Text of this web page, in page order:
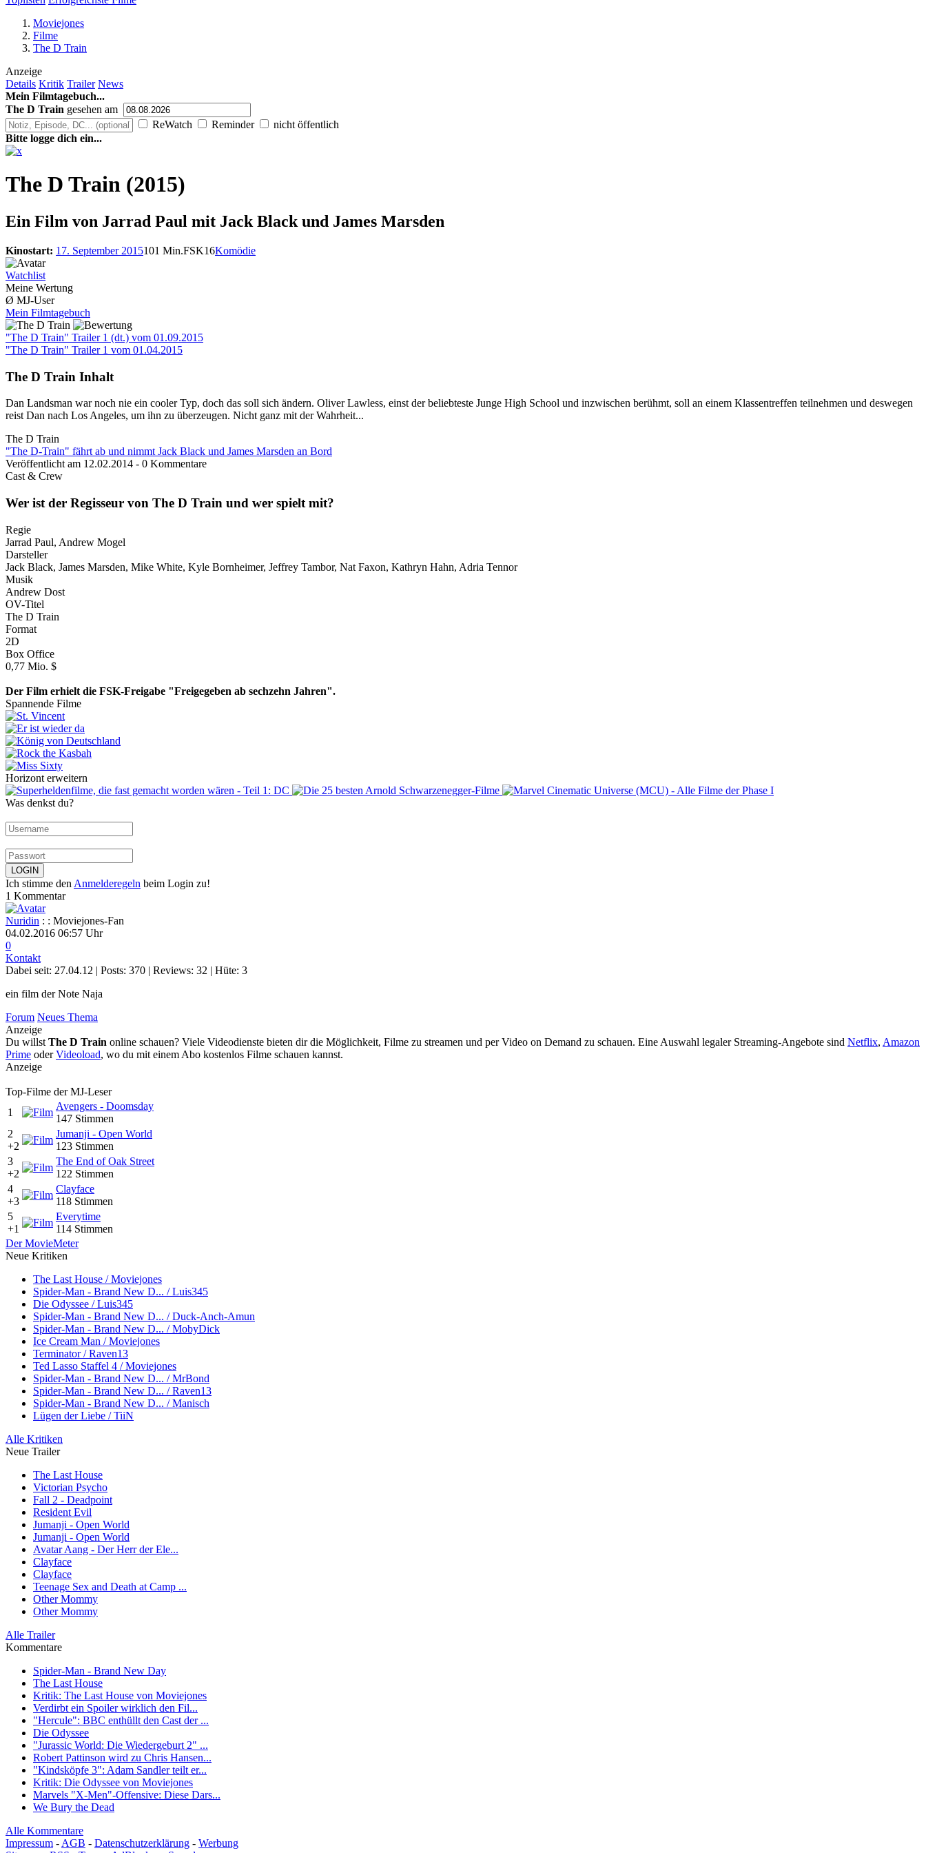
Moviejones
Filme
The D Train
Anzeige
Details Kritik Trailer News
Mein Filmtagebuch...
The D Train gesehen am
ReWatch
Reminder
nicht öffentlich
Bitte logge dich ein...
The D Train (2015)
Ein Film von Jarrad Paul mit Jack Black und James Marsden
Kinostart: 17. September 2015101 Min.FSK16Komödie
Watchlist
Meine Wertung
Ø MJ-User
Mein Filmtagebuch
"The D Train" Trailer 1 (dt.) vom 01.09.2015
"The D Train" Trailer 1 vom 01.04.2015
The D Train Inhalt
Dan Landsman war noch nie ein cooler Typ, doch das soll sich ändern. Oliver Lawless, einst der beliebteste Junge High School und inzwischen berühmt, soll an einem Klassentreffen teilnehmen und deswegen
reist Dan nach Los Angeles, um ihn zu überzeugen. Nicht ganz mit der Wahrheit...
The D Train
"The D-Train" fährt ab und nimmt Jack Black und James Marsden an Bord
Veröffentlicht am 12.02.2014 - 0 Kommentare
Cast & Crew
Wer ist der Regisseur von The D Train und wer spielt mit?
Regie
Jarrad Paul, Andrew Mogel
Darsteller
Jack Black, James Marsden, Mike White, Kyle Bornheimer, Jeffrey Tambor, Nat Faxon, Kathryn Hahn, Adria Tennor
Musik
Andrew Dost
OV-Titel
The D Train
Format
2D
Box Office
0,77 Mio. $
Der Film erhielt die FSK-Freigabe "Freigegeben ab sechzehn Jahren".
Spannende Filme
Horizont erweitern
Was denkst du?
Ich stimme den Anmelderegeln beim Login zu!
1 Kommentar
Nuridin : : Moviejones-Fan
04.02.2016 06:57 Uhr
0
Kontakt
Dabei seit: 27.04.12 | Posts: 370 | Reviews: 32 | Hüte: 3
ein film der Note Naja
Forum Neues Thema
Anzeige
Du willst The D Train online schauen? Viele Videodienste bieten dir die Möglichkeit, Filme zu streamen und per Video on Demand zu schauen. Eine Auswahl legaler Streaming-Angebote sind Netflix, Amazon
Prime oderVideoload, wo du mit einem Abo kostenlos Filme schauen kannst.
Anzeige
Top-Filme der MJ-Leser
1
Avengers - Doomsday
147 Stimmen
2
+2
Jumanji - Open World
123 Stimmen
3
+2
The End of Oak Street
122 Stimmen
4
+3
Clayface
118 Stimmen
5
+1
Everytime
114 Stimmen
Der MovieMeter
Neue Kritiken
The Last House / Moviejones
Spider-Man - Brand New D... / Luis345
Die Odyssee / Luis345
Spider-Man - Brand New D... / Duck-Anch-Amun
Spider-Man - Brand New D... / MobyDick
Ice Cream Man / Moviejones
Terminator / Raven13
Ted Lasso Staffel 4 / Moviejones
Spider-Man - Brand New D... / MrBond
Spider-Man - Brand New D... / Raven13
Spider-Man - Brand New D... / Manisch
Lügen der Liebe / TiiN
Alle Kritiken
Neue Trailer
The Last House
Victorian Psycho
Fall 2 - Deadpoint
Resident Evil
Jumanji - Open World
Jumanji - Open World
Avatar Aang - Der Herr der Ele...
Clayface
Clayface
Teenage Sex and Death at Camp ...
Other Mommy
Other Mommy
Alle Trailer
Kommentare
Spider-Man - Brand New Day
The Last House
Kritik: The Last House von Moviejones
Verdirbt ein Spoiler wirklich den Fil...
"Hercule": BBC enthüllt den Cast der ...
Die Odyssee
"Jurassic World: Die Wiedergeburt 2" ...
Robert Pattinson wird zu Chris Hansen...
"Kindsköpfe 3": Adam Sandler teilt er...
Kritik: Die Odyssee von Moviejones
Marvels "X-Men"-Offensive: Diese Dars...
We Bury the Dead
Alle Kommentare
Impressum - AGB - Datenschutzerklärung - Werbung